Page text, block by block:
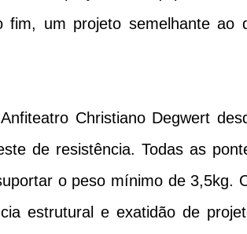
fim, um projeto semelhante ao
Christiano Degwert
de resistência. Todas as
o peso mínimo de 3,5kg.
estrutural e exatidão de